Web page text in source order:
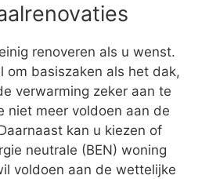
renoveren als u wenst.
om basiszaken als het dak,
verwarming zeker aan te
niet meer voldoen aan de
kan u kiezen of
neutrale (BEN) woning
voldoen aan de wettelijke